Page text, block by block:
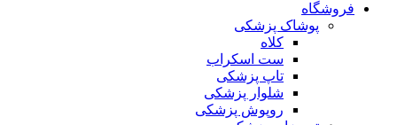
فروشگاه
پوشاک پزشکی
کلاه
ست اسکراب
تاپ پزشکی
شلوار پزشکی
روپوش پزشکی